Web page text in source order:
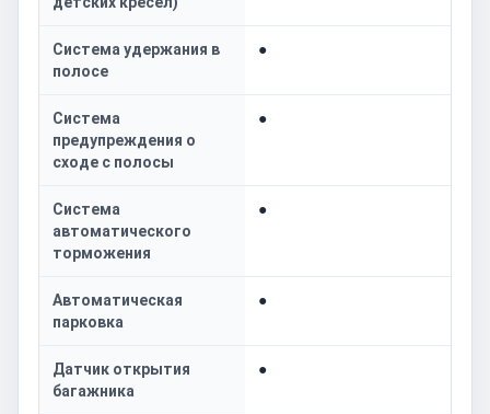
Система удержания в
полосе
●
Система
предупреждения о
сходе с полосы
●
Система
автоматического
торможения
●
Автоматическая
парковка
●
Датчик открытия
багажника
●